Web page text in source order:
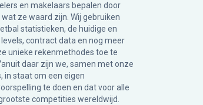
en makelaars bepalen door
ze waard zijn. Wij gebruiken
statistieken, de huidige en
contract data en nog meer
unieke rekenmethodes toe te
daar zijn we, samen met onze
in staat om een eigen
te doen en dat voor alle
competities wereldwijd.